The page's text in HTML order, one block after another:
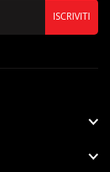
ISCRIVITI